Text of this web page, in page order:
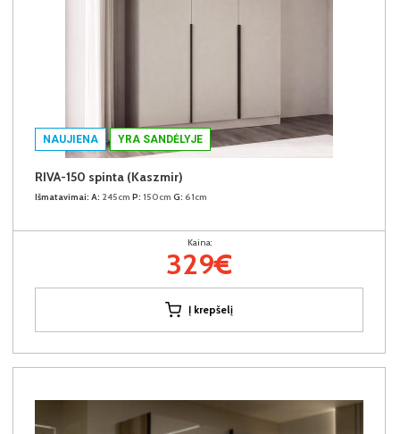
NAUJIENA YRA SANDĖLYJE
RIVA-150 spinta (Kaszmir)
Išmatavimai: A: 245cm P: 150cm G: 61cm
Kaina:
329€
Į krepšelį